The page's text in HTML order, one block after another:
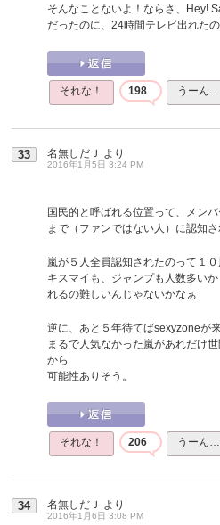
そんなことないよ！ならさ、Hey!
だったのに、24時間テレビ出れた
それな！ 198 うーん…
33 名無しだＪ より
2016年1月5日 3:24 PM
国民的と呼ばれる位置って、メン
まで（ファンではない人）に認知さ
嵐が５人全員認知されたのって１０
キスマイも、ジャンプも人数多い
れるの難しいんじゃないかなぁ
逆に、あと５年待てばsexyzoneが
まるで人気なかった嵐があれだけ
から
可能性ありそう。
それな！ 206 うーん…
34 名無しだＪ より
2016年1月6日 3:08 PM